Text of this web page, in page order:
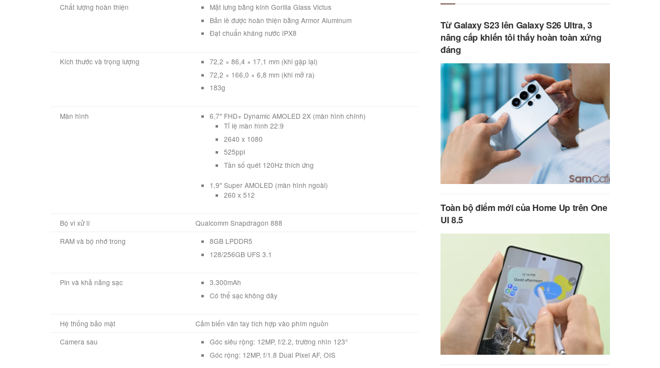
Chất lượng hoàn thiện
Mặt lưng bằng kính Gorilla Glass Victus
Bản lề được hoàn thiện bằng Armor Aluminum
Đạt chuẩn kháng nước IPX8
Kích thước và trọng lượng
72,2 × 86,4 × 17,1 mm (khi gập lại)
72,2 × 166,0 × 6,8 mm (khi mở ra)
183g
Màn hình
6,7″ FHD+ Dynamic AMOLED 2X (màn hình chính)
Tỉ lệ màn hình 22:9
2640 x 1080
525ppi
Tần số quét 120Hz thích ứng
1,9″ Super AMOLED (màn hình ngoài)
260 x 512
Bộ vi xử lí
Qualcomm Snapdragon 888
RAM và bộ nhớ trong
8GB LPDDR5
128/256GB UFS 3.1
Pin và khả năng sạc
3.300mAh
Có thể sạc không dây
Hệ thống bảo mật
Cảm biến vân tay tích hợp vào phím nguồn
Camera sau
Góc siêu rộng: 12MP, f/2.2, trường nhìn 123°
Góc rộng: 12MP, f/1.8 Dual Pixel AF, OIS
Từ Galaxy S23 lên Galaxy S26 Ultra, 3
nâng cấp khiến tôi thấy hoàn toàn xứng
đáng
Toàn bộ điểm mới của Home Up trên One
UI 8.5